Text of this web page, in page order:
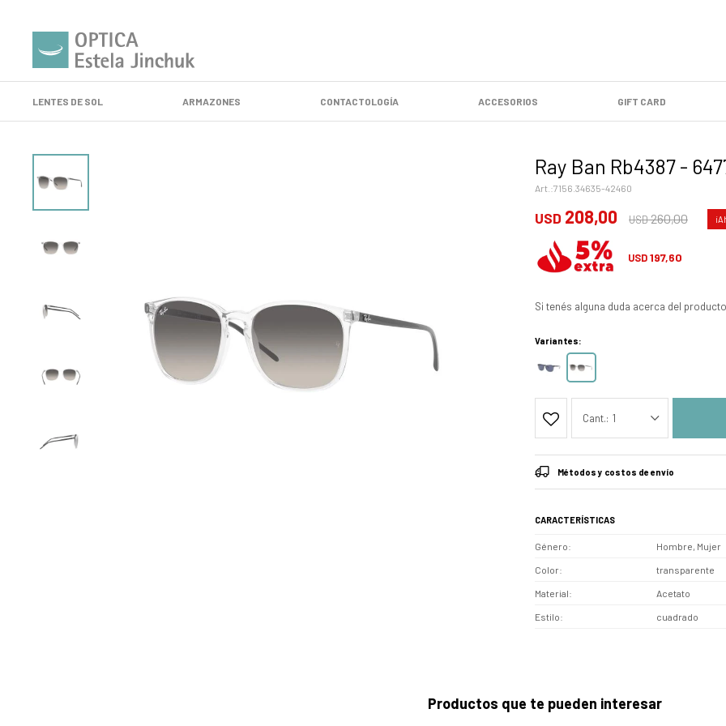
LENTES DE SOL ARMAZONES CONTACTOLOGÍA ACCESORIOS GIFT CARD
Ray Ban Rb4387 -
7156.34635-42460
USD 208,00 USD260,00
USD197,60
Si tenés alguna duda acerca del
Variantes:
1
Métodos y costos de envío
CARACTERÍSTICAS
Género Hombre, Mujer
Color transparente
Material Acetato
Estilo cuadrado
Productos que te pueden interesar